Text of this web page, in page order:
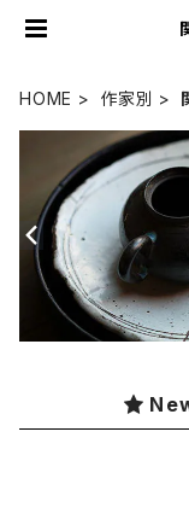
HOME 作家別